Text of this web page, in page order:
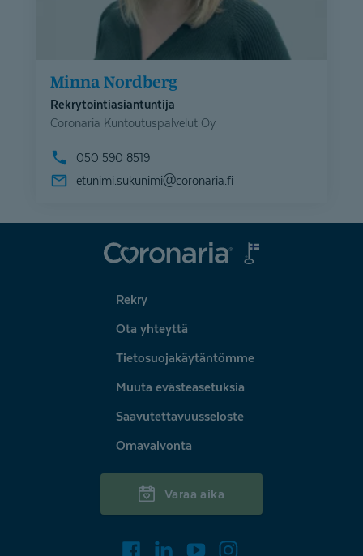
Minna Nordberg
Rekrytointiasiantuntija
Coronaria Kuntoutuspalvelut Oy
050 590 8519
etunimi.sukunimi@coronaria.fi
Coronaria
Rekry
Ota yhteyttä
Tietosuojakäytäntömme
Muuta evästeasetuksia
Saavutettavuusseloste
Omavalvonta
Varaa aika
FacebookLinkedInYoutube